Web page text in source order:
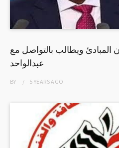
المبادئ ويطالب بالتواصل مع
عبدالواحد
BY 5 YEARSAGO